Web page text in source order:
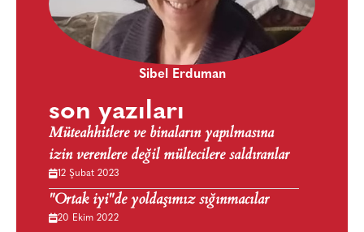
Sibel Erduman
son yazıları
Müteahhitlere ve binaların yapılmasına
izin verenlere değil mültecilere saldıranlar
12 Şubat 2023
"Ortak iyi"de yoldaşımız sığınmacılar
20 Ekim 2022